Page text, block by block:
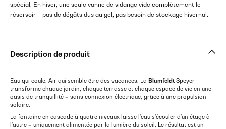
spécial. En hiver, une seule vanne de vidange vide complètement le
réservoir – pas de dégâts dus au gel, pas besoin de stockage hivernal.
Description de produit
Eau qui coule. Air qui semble être des vacances. La BlumfeldtSpeyer
transforme chaque jardin, chaque terrasse et chaque espace de vie en une
oasis de tranquillité – sans connexion électrique, grâce à une propulsion
solaire.
La fontaine en cascade à quatre niveaux laisse l'eau s'écouler d'un étage à
l'autre – uniquement alimentée par la lumière du soleil. Le résultat est un